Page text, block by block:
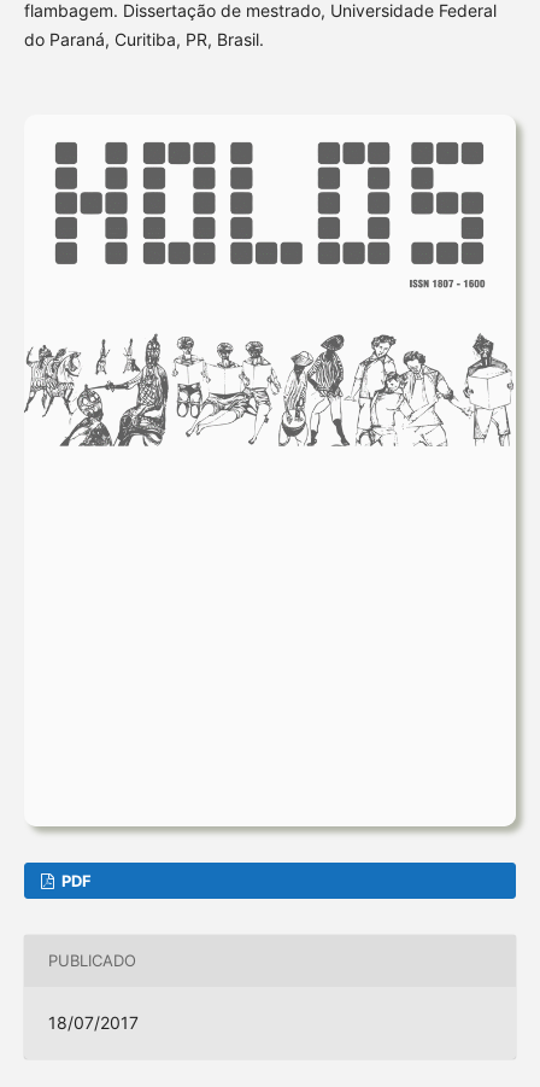
flambagem. Dissertação de mestrado, Universidade Federal
do Paraná, Curitiba, PR, Brasil.
PDF
PUBLICADO
18/07/2017